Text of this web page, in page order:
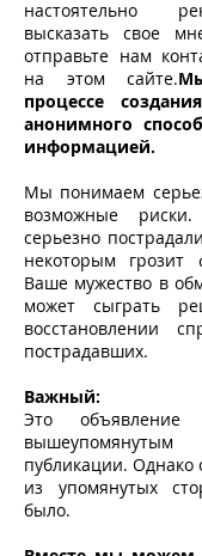
настоятельно
высказать свое
отправьте нам
на этом сайте.
процессе
анонимного
информацией.
Мы понимаем
возможные
серьезно
некоторым грозит
Ваше мужество в
может сыграть
восстановлении
пострадавших.
Важный:
Это объявление
публикации. Однако
из упомянутых
было.